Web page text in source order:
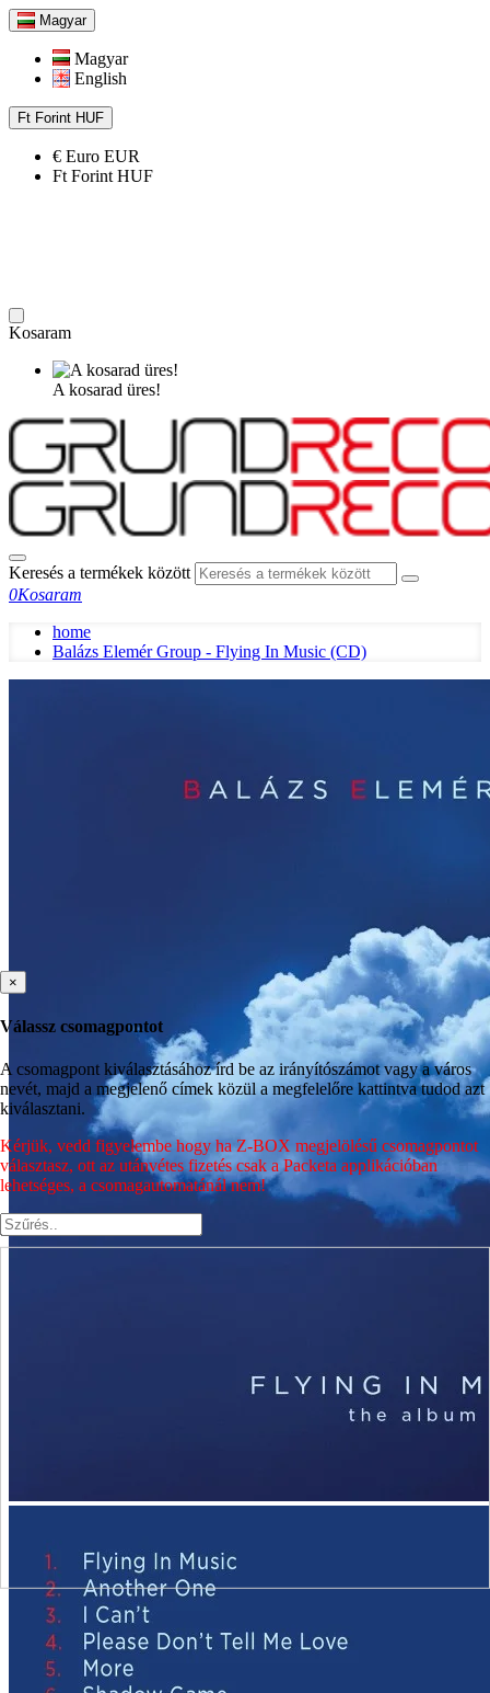
Magyar
Magyar
English
Ft Forint HUF
€ Euro EUR
Ft Forint HUF
Kosaram
A kosarad üres!
Keresés a termékek között
0Kosaram
home
Balázs Elemér Group - Flying In Music (CD)
×
Válassz csomagpontot
A csomagpont kiválasztásához írd be az irányítószámot vagy a város
nevét, majd a megjelenő címek közül a megfelelőre kattintva tudod azt
kiválasztani.
Kérjük, vedd figyelembe hogy ha Z-BOX megjelölésű csomagpontot
választasz, ott az utánvétes fizetés csak a Packeta applikációban
lehetséges, a csomagautomatánál nem!